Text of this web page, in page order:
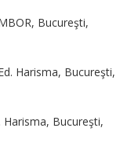
Bucureşti,
Harisma, Bucureşti,
Harisma, Bucureşti,